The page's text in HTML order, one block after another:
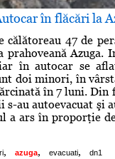
în flăcări la
călătoreau 47 de
prahoveană Azuga.
în autocar se
doi minori, în
în 7 luni. Din
au autoevacuat şi
a ars în proporţie
, azuga, evacuati, dn1